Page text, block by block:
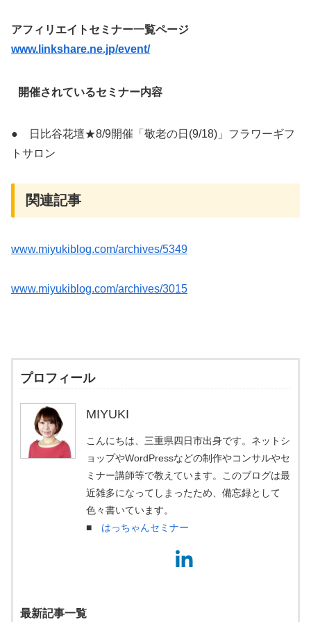
アフィリエイトセミナー一覧ページ
www.linkshare.ne.jp/event/
開催されているセミナー内容
● 日比谷花壇★8/9開催「敬老の日(9/18)」フラワーギフ
トサロン
関連記事
www.miyukiblog.com/archives/5349
www.miyukiblog.com/archives/3015
プロフィール
MIYUKI
こんにちは、三重県四日市出身です。ネットシ
ョップやWordPressなどの制作やコンサルやセ
ミナー講師等で教えています。このブログは最
近雑多になってしまったため、備忘録として
色々書いています。
■ はっちゃんセミナー
最新記事一覧